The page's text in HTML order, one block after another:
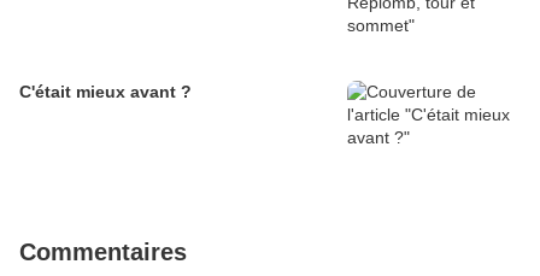
C'était mieux avant ?
Commentaires